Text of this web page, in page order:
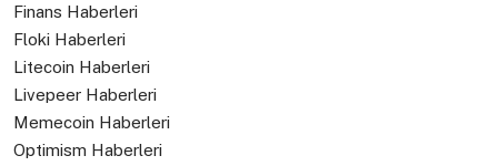
Finans Haberleri
Floki Haberleri
Litecoin Haberleri
Livepeer Haberleri
Memecoin Haberleri
Optimism Haberleri